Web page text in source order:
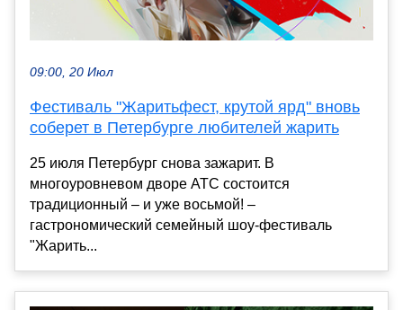
09:00, 20 Июл
Фестиваль "Жаритьфест, крутой ярд" вновь
соберет в Петербурге любителей жарить
25 июля Петербург снова зажарит. В
многоуровневом дворе АТС состоится
традиционный – и уже восьмой! –
гастрономический семейный шоу-фестиваль
"Жарить...